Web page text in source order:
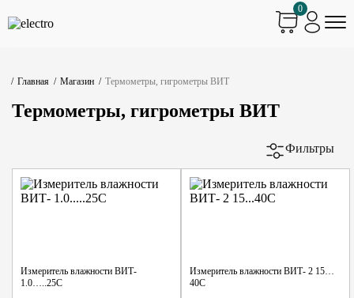
0
Главная Магазин Термометры, гигрометры ВИТ
Термометры, гигрометры ВИТ
Фильтры
Измеритель влажности ВИТ-
1.0…..25С
Измеритель влажности ВИТ- 2 15…
40С